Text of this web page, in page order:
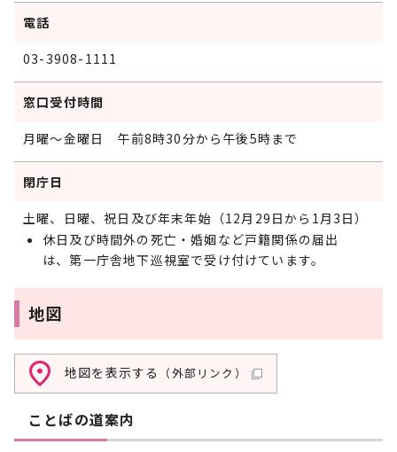
電話
03-3908-1111
窓口受付時間
月曜～金曜日 午前8時30分から午後5時まで
閉庁日
土曜、日曜、祝日及び年末年始（12月29日から1月3日）
休日及び時間外の死亡・婚姻など戸籍関係の届出
は、第一庁舎地下巡視室で受け付けています。
地図
地図を表示する （外部リンク）
ことばの道案内